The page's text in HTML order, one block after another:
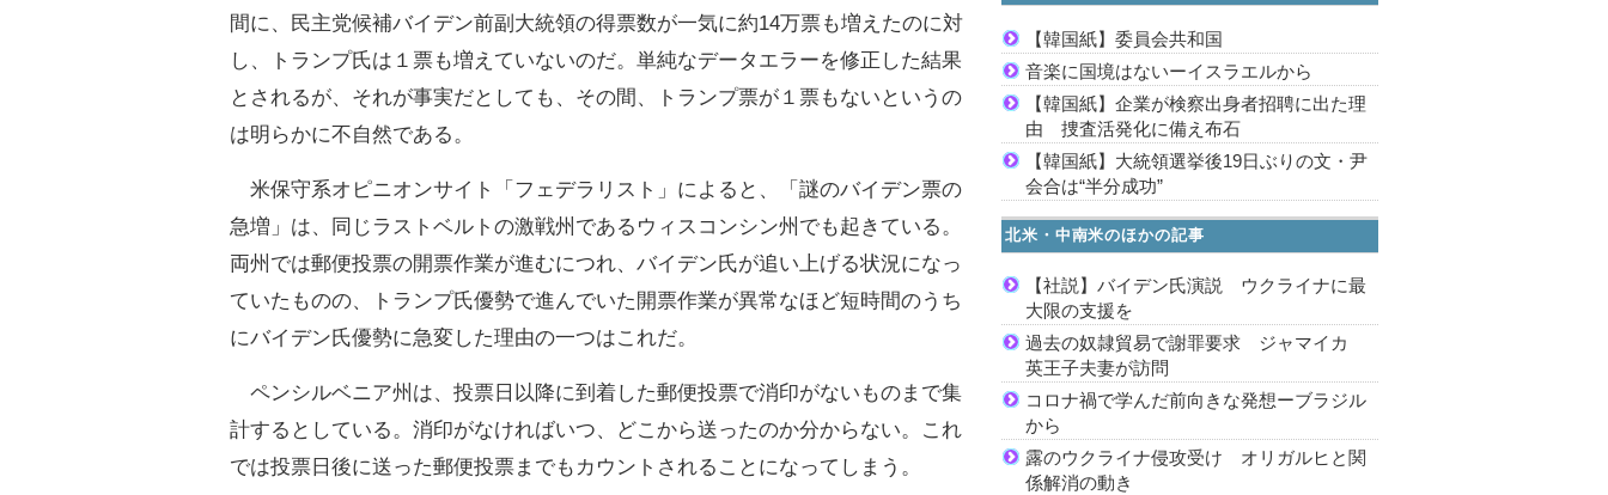
間に、民主党候補バイデン前副大統領の得票数が一気に約14万票も増えたのに対
し、トランプ氏は１票も増えていないのだ。単純なデータエラーを修正した結果
とされるが、それが事実だとしても、その間、トランプ票が１票もないというの
は明らかに不自然である。
米保守系オピニオンサイト「フェデラリスト」によると、「謎のバイデン票の
急増」は、同じラストベルトの激戦州であるウィスコンシン州でも起きている。
両州では郵便投票の開票作業が進むにつれ、バイデン氏が追い上げる状況になっ
ていたものの、トランプ氏優勢で進んでいた開票作業が異常なほど短時間のうち
にバイデン氏優勢に急変した理由の一つはこれだ。
ペンシルベニア州は、投票日以降に到着した郵便投票で消印がないものまで集
計するとしている。消印がなければいつ、どこから送ったのか分からない。これ
では投票日後に送った郵便投票までもカウントされることになってしまう。
【韓国紙】委員会共和国
音楽に国境はないーイスラエルから
【韓国紙】企業が検察出身者招聘に出た理
由 捜査活発化に備え布石
【韓国紙】大統領選挙後19日ぶりの文・尹
会合は“半分成功”
北米・中南米のほかの記事
【社説】バイデン氏演説 ウクライナに最
大限の支援を
過去の奴隷貿易で謝罪要求 ジャマイカ
英王子夫妻が訪問
コロナ禍で学んだ前向きな発想ーブラジル
から
露のウクライナ侵攻受け オリガルヒと関
係解消の動き